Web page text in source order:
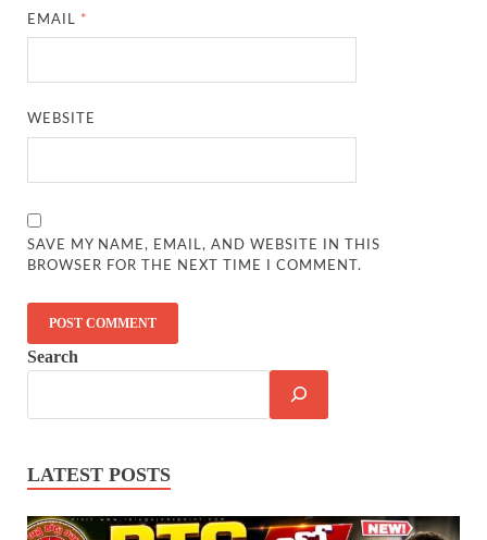
EMAIL *
WEBSITE
SAVE MY NAME, EMAIL, AND WEBSITE IN THIS
BROWSER FOR THE NEXT TIME I COMMENT.
Search
LATEST POSTS